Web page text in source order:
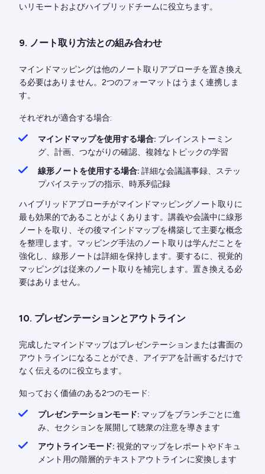
いリモートおよびハイブリッドチームに役立ちます。
9. ノート取り方法との組み合わせ
マインドマッピングは他のノート取りアプローチを置き換え
る必要はありません。2つのフォーマットはうまく連携しま
す。
それぞれが適合する場合:
マインドマップを使用する場合: ブレインストーミン
グ、計画、つながりの確認、複雑なトピックの学習
線形ノートを使用する場合: 詳細な会議議事録、ステッ
プバイステップの指示、時系列記録
ハイブリッドアプローチがマインドマッピングノート取りに
最も効果的であることがよくあります。講義や会議中に線形
ノートを取り、その後マインドマップを構築して主要な概念
を整理します。マッピング手法のノート取りは学んだことを
強化し、線形ノートは詳細を保持します。要するに、視覚的
マッピングは従来のノート取りを補完します。置き換える必
要はありません。
10. プレゼンテーションとアウトライン
完成したマインドマップはプレゼンテーションまたは書面の
アウトラインになることができ、アイデアを計画するだけで
なく伝えるのに役立ちます。
知っておく価値のある2つのモード:
プレゼンテーションモード: マップをブランチごとに進
み、セクションを展開して聴衆の注意を導きます
アウトラインモード: 視覚的マップをレポートやドキュ
メント用の階層的テキストアウトラインに変換します